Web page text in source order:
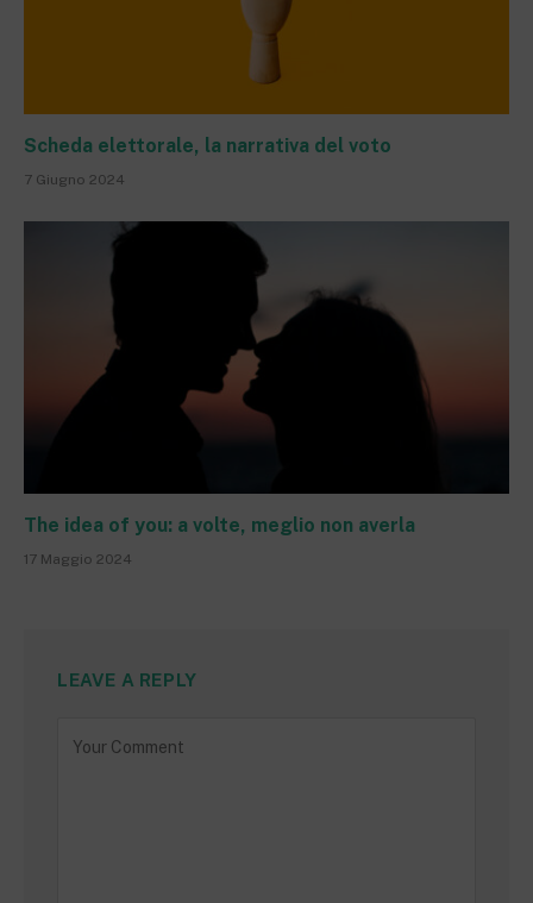
Scheda elettorale, la narrativa del voto
7 Giugno 2024
The idea of you: a volte, meglio non averla
17 Maggio 2024
LEAVE A REPLY